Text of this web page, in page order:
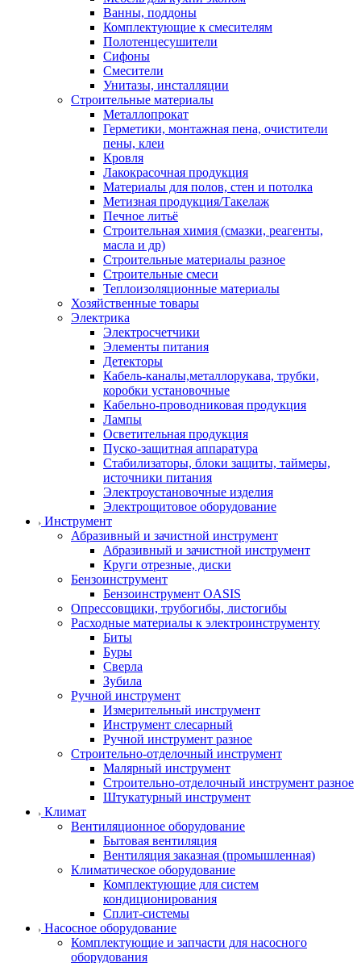
Ванны, поддоны
Комплектующие к смесителям
Полотенцесушители
Сифоны
Смесители
Унитазы, инсталляции
Строительные материалы
Металлопрокат
Герметики, монтажная пена, очистители
пены, клеи
Кровля
Лакокрасочная продукция
Материалы для полов, стен и потолка
Метизная продукция/Такелаж
Печное литьё
Строительная химия (смазки, реагенты,
масла и др)
Строительные материалы разное
Строительные смеси
Теплоизоляционные материалы
Хозяйственные товары
Электрика
Электросчетчики
Элементы питания
Детекторы
Кабель-каналы,металлорукава, трубки,
коробки установочные
Кабельно-проводниковая продукция
Лампы
Осветительная продукция
Пуско-защитная аппаратура
Стабилизаторы, блоки защиты, таймеры,
источники питания
Электроустановочные изделия
Электрощитовое оборудование
Инструмент
Абразивный и зачистной инструмент
Абразивный и зачистной инструмент
Круги отрезные, диски
Бензоинструмент
Бензоинструмент OASIS
Опрессовщики, трубогибы, листогибы
Расходные материалы к электроинструменту
Биты
Буры
Сверла
Зубила
Ручной инструмент
Измерительный инструмент
Инструмент слесарный
Ручной инструмент разное
Строительно-отделочный инструмент
Малярный инструмент
Строительно-отделочный инструмент разное
Штукатурный инструмент
Климат
Вентиляционное оборудование
Бытовая вентиляция
Вентиляция заказная (промышленная)
Климатическое оборудование
Комплектующие для систем
кондиционирования
Сплит-системы
Насосное оборудование
Комплектующие и запчасти для насосного
оборудования